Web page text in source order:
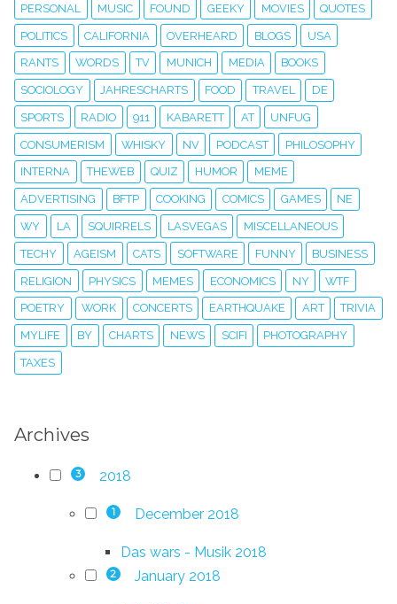
PERSONAL MUSIC FOUND GEEKY MOVIES QUOTES
POLITICS CALIFORNIA OVERHEARD BLOGS USA
RANTS WORDS TV MUNICH MEDIA BOOKS
SOCIOLOGY JAHRESCHARTS FOOD TRAVEL DE
SPORTS RADIO 911 KABARETT AT UNFUG
CONSUMERISM WHISKY NV PODCAST PHILOSOPHY
INTERNA THEWEB QUIZ HUMOR MEME
ADVERTISING BFTP COOKING COMICS GAMES NE
WY LA SQUIRRELS LASVEGAS MISCELLANEOUS
TECHY AGEISM CATS SOFTWARE FUNNY BUSINESS
RELIGION PHYSICS MEMES ECONOMICS NY WTF
POETRY WORK CONCERTS EARTHQUAKE ART TRIVIA
MYLIFE BY CHARTS NEWS SCIFI PHOTOGRAPHY
TAXES
Archives
3 2018
1 December 2018
Das wars - Musik 2018
2 January 2018